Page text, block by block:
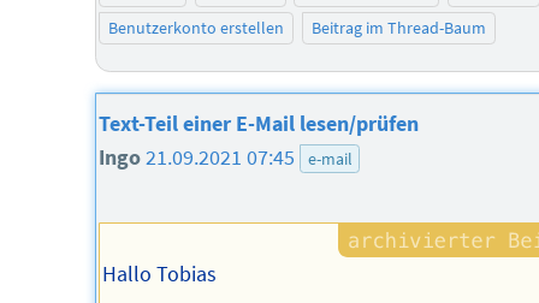
Benutzerkonto erstellen
Beitrag im Thread-Baum
Text-Teil einer E-Mail lesen/prüfen
Ingo21.09.2021 07:45 e-mail
Hallo Tobias